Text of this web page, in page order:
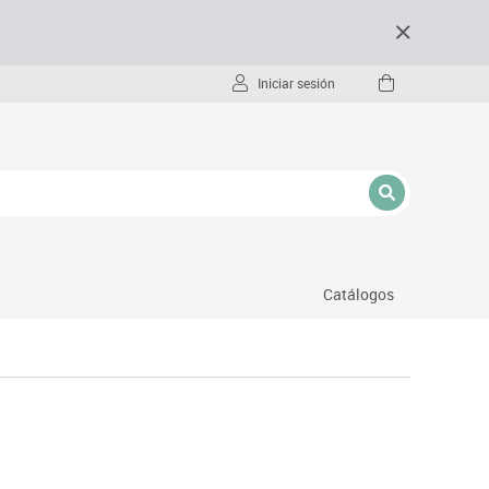
Iniciar sesión
Catálogos